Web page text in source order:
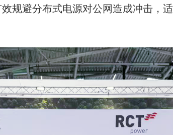
规避分布式电源对公网造成冲击，